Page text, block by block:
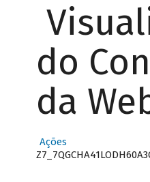
do
da
Ações